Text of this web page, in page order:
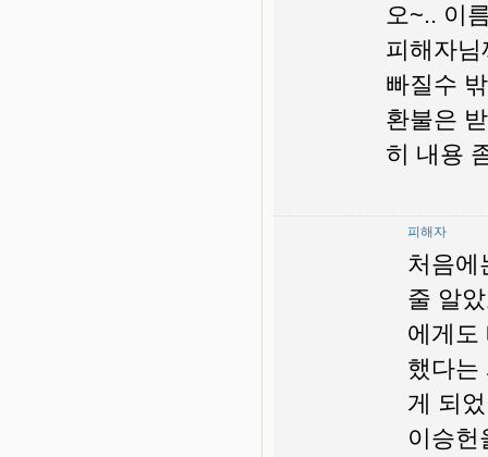
오~.. 이
피해자
빠질수
환불은
히 내용
피해자
처음에
줄 알
에게도
했다는
게 되
이승헌